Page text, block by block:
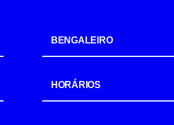
BENGALEIRO
HORÁRIOS